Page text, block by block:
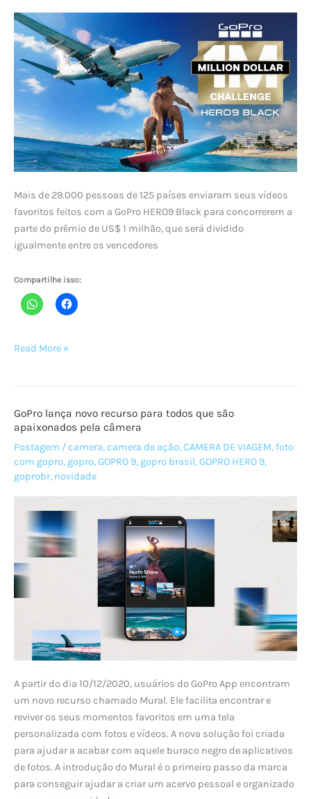
Mais de 29.000 pessoas de 125 países enviaram seus vídeos
favoritos feitos com a GoPro HERO9 Black para concorrerem a
parte do prêmio de US$ 1 milhão, que será dividido
igualmente entre os vencedores
Compartilhe isso:
GoPro
do
Million
Dollar
Challenge
com
a
HERO9
Black
e
anuncia
vencedores
Read More »
GoPro lança novo recurso para todos que são
apaixonados pela câmera
Postagem /camera,camera de ação,CAMERA DE VIAGEM,foto
com gopro, gopro,GOPRO 9, gopro brasil,GOPRO HERO 9,
goprobr, novidade
A partir do dia 10/12/2020, usuários do GoPro App encontram
um novo recurso chamado Mural. Ele facilita encontrar e
reviver os seus momentos favoritos em uma tela
personalizada com fotos e vídeos. A nova solução foi criada
para ajudar a acabar com aquele buraco negro de aplicativos
de fotos. A introdução do Mural é o primeiro passo da marca
para conseguir ajudar a criar um acervo pessoal e organizado